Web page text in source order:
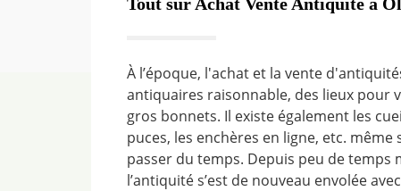
À l’époque, l'achat et la vente
antiquaires raisonnable, des lieux pour
gros bonnets. Il existe également les
puces, les enchères en ligne, etc.
passer du temps. Depuis peu de
l’antiquité s’est de nouveau envolée